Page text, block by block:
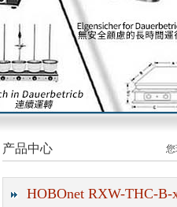
产品中心
HOBOnet RXW-THC-